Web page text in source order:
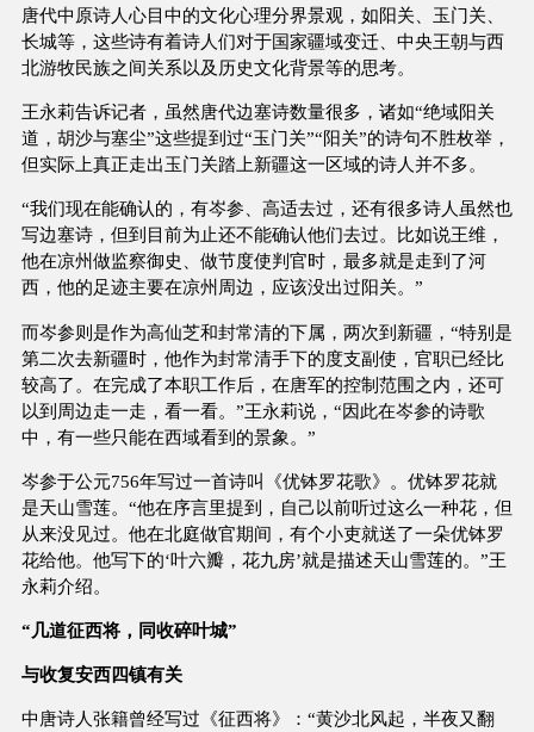
唐代中原诗人心目中的文化心理分界景观，如阳关、玉门关、
长城等，这些诗有着诗人们对于国家疆域变迁、中央王朝与西
北游牧民族之间关系以及历史文化背景等的思考。
王永莉告诉记者，虽然唐代边塞诗数量很多，诸如“绝域阳关
道，胡沙与塞尘”这些提到过“玉门关”“阳关”的诗句不胜枚举，
但实际上真正走出玉门关踏上新疆这一区域的诗人并不多。
“我们现在能确认的，有岑参、高适去过，还有很多诗人虽然也
写边塞诗，但到目前为止还不能确认他们去过。比如说王维，
他在凉州做监察御史、做节度使判官时，最多就是走到了河
西，他的足迹主要在凉州周边，应该没出过阳关。”
而岑参则是作为高仙芝和封常清的下属，两次到新疆，“特别是
第二次去新疆时，他作为封常清手下的度支副使，官职已经比
较高了。在完成了本职工作后，在唐军的控制范围之内，还可
以到周边走一走，看一看。”王永莉说，“因此在岑参的诗歌
中，有一些只能在西域看到的景象。”
岑参于公元756年写过一首诗叫《优钵罗花歌》。优钵罗花就
是天山雪莲。“他在序言里提到，自己以前听过这么一种花，但
从来没见过。他在北庭做官期间，有个小吏就送了一朵优钵罗
花给他。他写下的‘叶六瓣，花九房’就是描述天山雪莲的。”王
永莉介绍。
“几道征西将，同收碎叶城”
与收复安西四镇有关
中唐诗人张籍曾经写过《征西将》：“黄沙北风起，半夜又翻